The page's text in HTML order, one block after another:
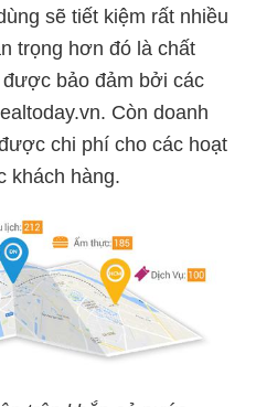
sẽ tiết kiệm rất nhiều
trọng hơn đó là chất
bảo đảm bởi các
Còn doanh
chi phí cho các hoạt
khách hàng.